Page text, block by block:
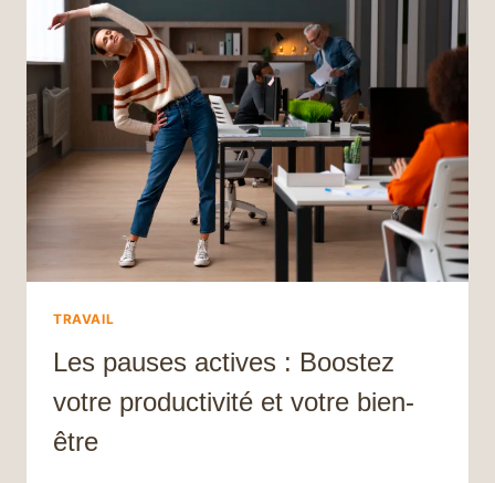
ALTÉRÉS
:
COMPRENDRE
LES
LIENS
ET
TROUVER
DES
SOLUTIONS
EFFICACES
TRAVAIL
Les pauses actives : Boostez
votre productivité et votre bien-
être